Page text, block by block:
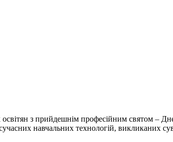
з прийдешнім професійним святом –
навчальних технологій, викликаних